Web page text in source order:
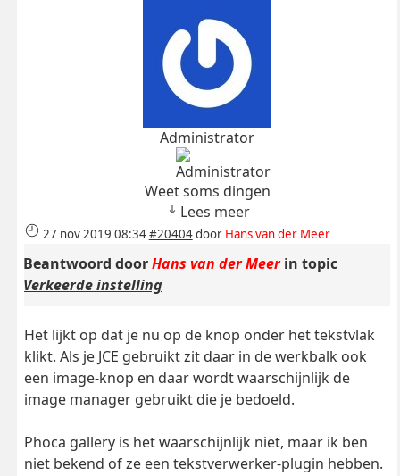
Administrator
Weet soms dingen
Lees meer
27 nov 2019 08:34#20404door Hans van der Meer
Beantwoord doorHans van der Meerin topic
Verkeerde instelling
Het lijkt op dat je nu op de knop onder het tekstvlak
klikt. Als je JCE gebruikt zit daar in de werkbalk ook
een image-knop en daar wordt waarschijnlijk de
image manager gebruikt die je bedoeld.
Phoca gallery is het waarschijnlijk niet, maar ik ben
niet bekend of ze een tekstverwerker-plugin hebben.